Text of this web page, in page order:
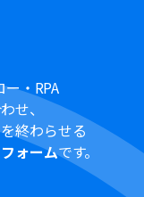
ッドシートのそ
60分の間隔で起動
りますので、ご注意
任意のGoogle
・RPA
せ、
終わらせる
ォームです。